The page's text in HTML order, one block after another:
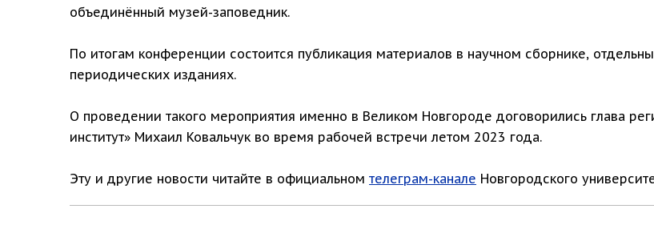
объединённый музей-заповедник.
По итогам конференции состоится публикация материалов в научном сборнике,
периодических изданиях.
О проведении такого мероприятия именно в Великом Новгороде договорились глава
институт» Михаил Ковальчук во время рабочей встречи летом 2023 года.
Эту и другие новости читайте в официальном телеграм-канале Новгородского